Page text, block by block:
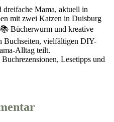
dreifache Mama, aktuell in
mit zwei Katzen in Duisburg
Bücherwurm und kreative
Buchseiten, vielfältigen DIY-
Alltag teilt.
Lesetipps und